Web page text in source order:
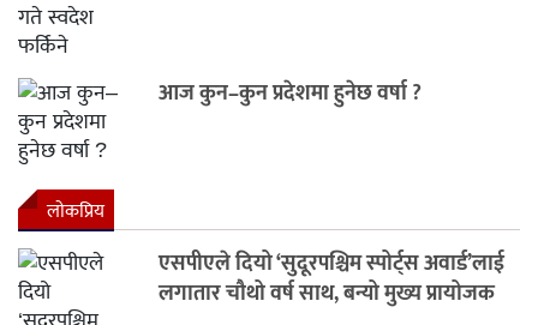
आज कुन–कुन प्रदेशमा हुनेछ वर्षा ?
लाेकप्रिय
एसपीएले दियो ‘सुदूरपश्चिम स्पोर्ट्स अवार्ड’लाई
लगातार चौथो वर्ष साथ, बन्यो मुख्य प्रायोजक